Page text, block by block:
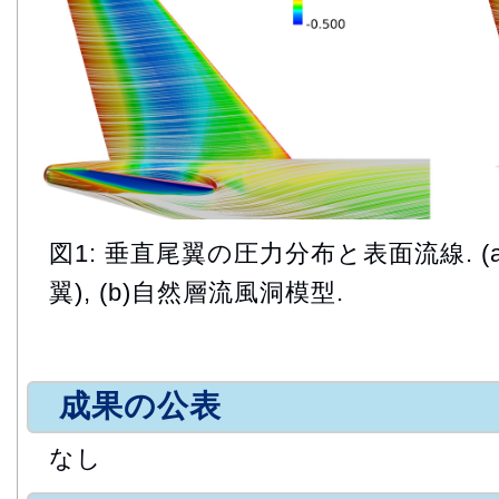
図1: 垂直尾翼の圧力分布と表面流線.
翼), (b)自然層流風洞模型.
成果の公表
なし